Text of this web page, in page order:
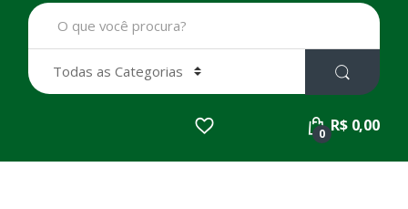
B
u
a
r
:
0 R$ 0,00